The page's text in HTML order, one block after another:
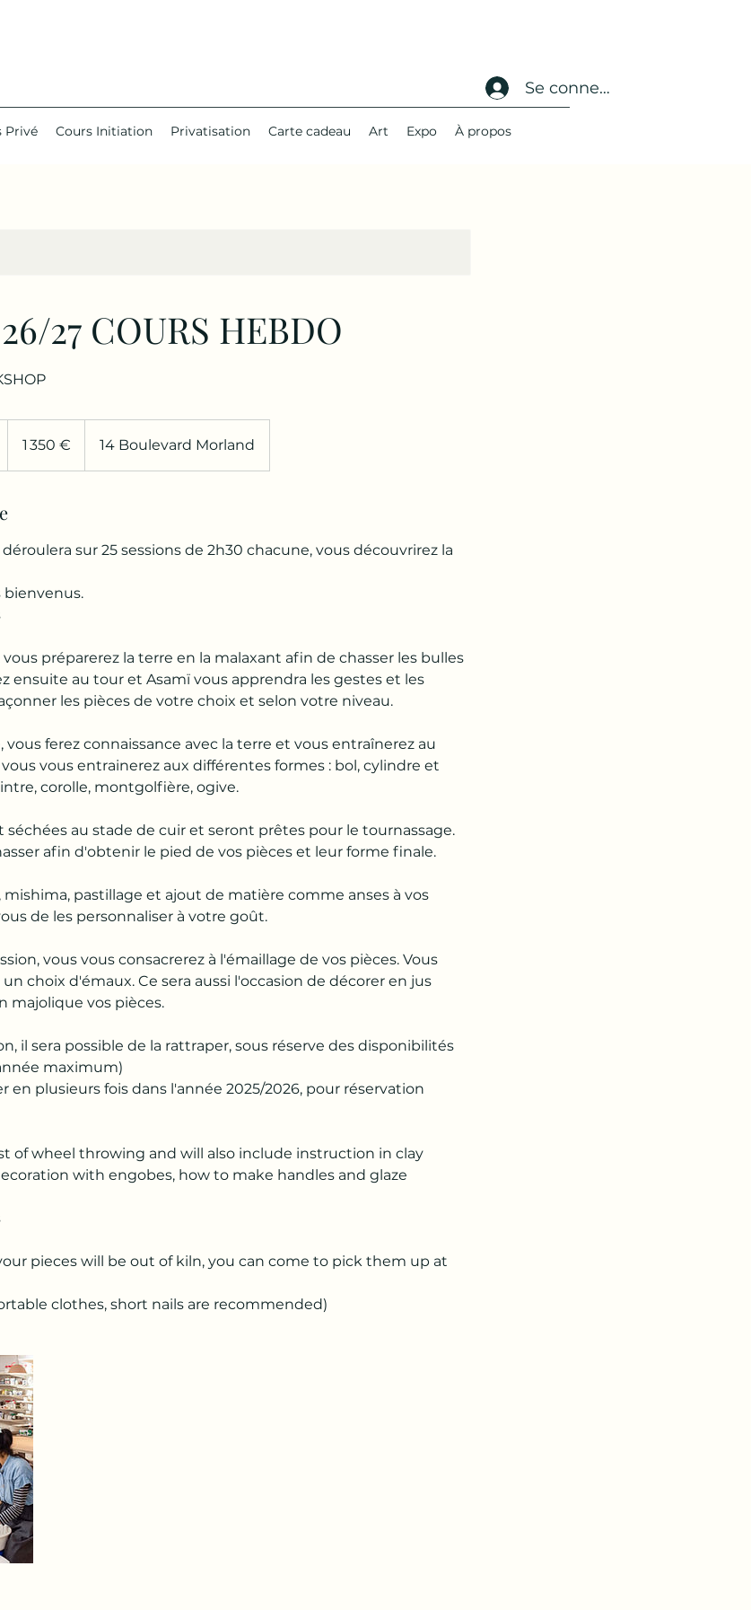
Se connecter
Privé Cours Initiation Privatisation Carte cadeau Art Expo À propos
27 COURS HEBDO
1 350 € 14 Boulevard Morland
sur 25 sessions de 2h30 chacune, vous découvrirez la
bienvenus.
préparerez la terre en la malaxant afin de chasser les bulles
ensuite au tour et Asamï vous apprendra les gestes et les
les pièces de votre choix et selon votre niveau.
vous ferez connaissance avec la terre et vous entraînerez au
vous entrainerez aux différentes formes : bol, cylindre et
corolle, montgolfière, ogive.
séchées au stade de cuir et seront prêtes pour le tournassage.
afin d'obtenir le pied de vos pièces et leur forme finale.
mishima, pastillage et ajout de matière comme anses à vos
de les personnaliser à votre goût.
vous vous consacrerez à l'émaillage de vos pièces. Vous
choix d'émaux. Ce sera aussi l'occasion de décorer en jus
majolique vos pièces.
il sera possible de la rattraper, sous réserve des disponibilités
maximum)
en plusieurs fois dans l'année 2025/2026, pour réservation
of wheel throwing and will also include instruction in clay
with engobes, how to make handles and glaze
pieces will be out of kiln, you can come to pick them up at
clothes, short nails are recommended)